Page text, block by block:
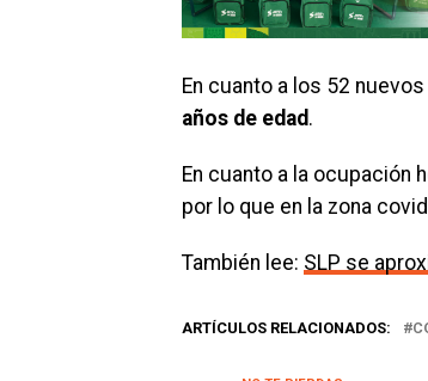
En cuanto a los 52
años de edad .
En cuanto a la ocupación
por lo que en la zona
También lee: SLP se
ARTÍCULOS RELACIONADOS: